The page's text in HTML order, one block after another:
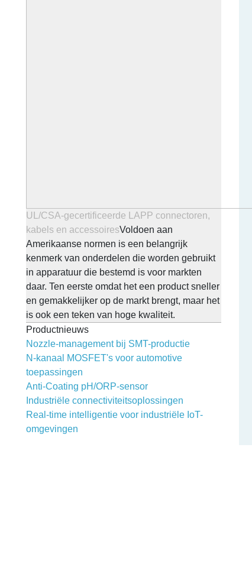
UL/CSA-gecertificeerde LAPP connectoren,
kabels en accessoiresVoldoen aan
Amerikaanse normen is een belangrijk
kenmerk van onderdelen die worden gebruikt
in apparatuur die bestemd is voor markten
daar. Ten eerste omdat het een product sneller
en gemakkelijker op de markt brengt, maar het
is ook een teken van hoge kwaliteit.
Productnieuws
Nozzle-management bij SMT-productie
N-kanaal MOSFET's voor automotive
toepassingen
Anti-Coating pH/ORP-sensor
Industriële connectiviteitsoplossingen
Real-time intelligentie voor industriële IoT-
omgevingen